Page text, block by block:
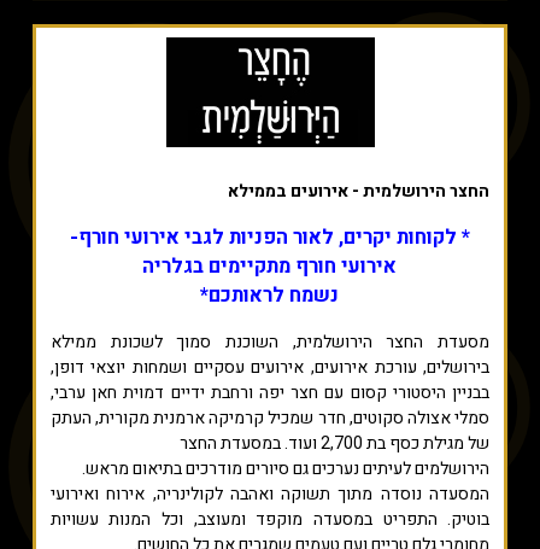
החצר הירושלמית - אירועים בממילא
* לקוחות יקרים, לאור הפניות לגבי אירועי חורף-
אירועי חורף מתקיימים בגלריה
נשמח לראותכם*
מסעדת החצר הירושלמית, השוכנת סמוך לשכונת ממילא
בירושלים, עורכת אירועים, אירועים עסקיים ושמחות יוצאי דופן,
בבניין היסטורי קסום עם חצר יפה ורחבת ידיים דמוית חאן ערבי,
סמלי אצולה סקוטים, חדר שמכיל קרמיקה ארמנית מקורית, העתק
של מגילת כסף בת 2,700 ועוד. במסעדת החצר
הירושלמים לעיתים נערכים גם סיורים מודרכים בתיאום מראש.
המסעדה נוסדה מתוך תשוקה ואהבה לקולינריה, אירוח ואירועי
בוטיק. התפריט במסעדה מוקפד ומעוצב, וכל המנות עשויות